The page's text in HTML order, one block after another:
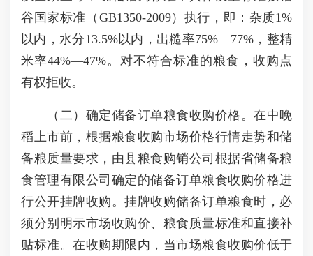
谷国家标准（GB1350-2009）执行，即：杂质1%
以内，水分13.5%以内，出糙率75%—77%，整精
米率44%—47%。对不符合标准的粮食，收购点
有权拒收。
（二）确定储备订单粮食收购价格。在中晚
稻上市前，根据粮食收购市场价格行情走势和储
备粮质量要求，由县粮食购销公司根据省储备粮
食管理有限公司确定的储备订单粮食收购价格进
行公开挂牌收购。挂牌收购储备订单粮食时，必
须分别明示市场收购价、粮食质量标准和直接补
贴标准。在收购期限内，当市场粮食收购价低于